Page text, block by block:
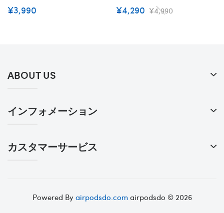
¥3,990 ¥4,290 ¥4,990
ABOUT US
インフォメーション
カスタマーサービス
Powered Byairpodsdo.comairpodsdo © 2026